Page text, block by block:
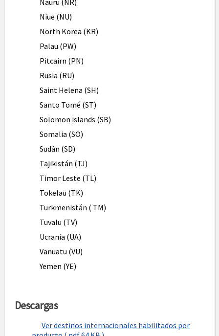
Niue (NU)
North Korea (KR)
Palau (PW)
Pitcairn (PN)
Rusia (RU)
Saint Helena (SH)
Santo Tomé (ST)
Solomon islands (SB)
Somalia (SO)
Sudán (SD)
Tajikistán (TJ)
Timor Leste (TL)
Tokelau (TK)
Turkmenistán ( TM)
Tuvalu (TV)
Ucrania (UA)
Vanuatu (VU)
Yemen (YE)
Descargas
Ver destinos internacionales habilitados por